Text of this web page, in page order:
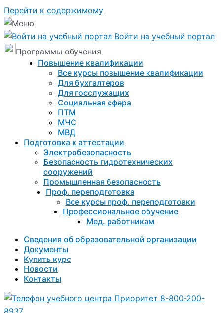
Перейти к содержимому
Войти на учебный портал
Программы обучения
Повышение квалификации
Все курсы повышение квалификации
Для бухгалтеров
Для госслужащих
Социальная сфера
ПТМ
МЧС
МВД
Подготовка к aттестации
Электробезопасность
Безопасность гидротехнических
сооружений
Промышленная безопасность
Проф. переподготовка
Все курсы проф. переподготовки
Профессиональное обучение
Мед. работникам
Сведения об образовательной организации
Документы
Купить курс
Новости
Контакты
8-800-200-
8937